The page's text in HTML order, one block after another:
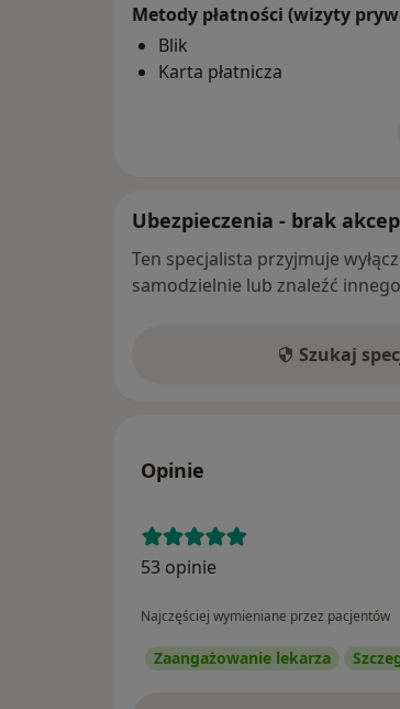
Metody płatności (wizyty
Blik
Karta płatnicza
Ubezpieczenia - brak
Ten specjalista przyjmuje
samodzielnie lub znaleźć
Szukaj
Opinie
53 opinie
Najczęściej wymieniane przez pacjentów
Zaangażowanie lekarza